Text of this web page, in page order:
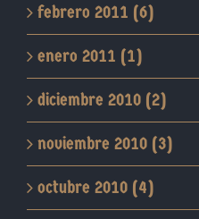
febrero 2011 (6)
enero 2011 (1)
diciembre 2010 (2)
noviembre 2010 (3)
octubre 2010 (4)